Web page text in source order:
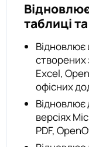
таблиці
Відновлює
Excel,
офісних
Відновлює
версіях
PDF,